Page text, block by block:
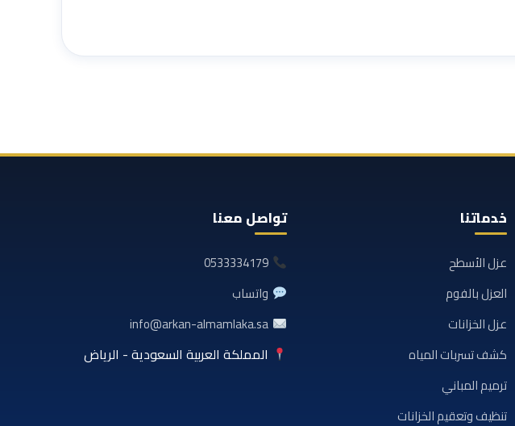
خدماتنا
عزل الأسطح
العزل بالفوم
عزل الخزانات
كشف تسربات المياه
ترميم المباني
تنظيف وتعقيم الخزانات
تواصل معنا
0533334179
واتساب
info@arkan-almamlaka.sa
المملكة العربية السعودية - الرياض